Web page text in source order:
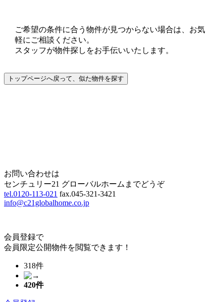
ご希望の条件に合う物件が見つからない場合は、お気
軽にご相談ください。
スタッフが物件探しをお手伝いいたします。
お問い合わせは
センチュリー21 グローバルホームまでどうぞ
tel.0120-113-021 fax.045-321-3421
info@c21globalhome.co.jp
会員登録で
会員限定公開物件を閲覧できます！
318件
420件